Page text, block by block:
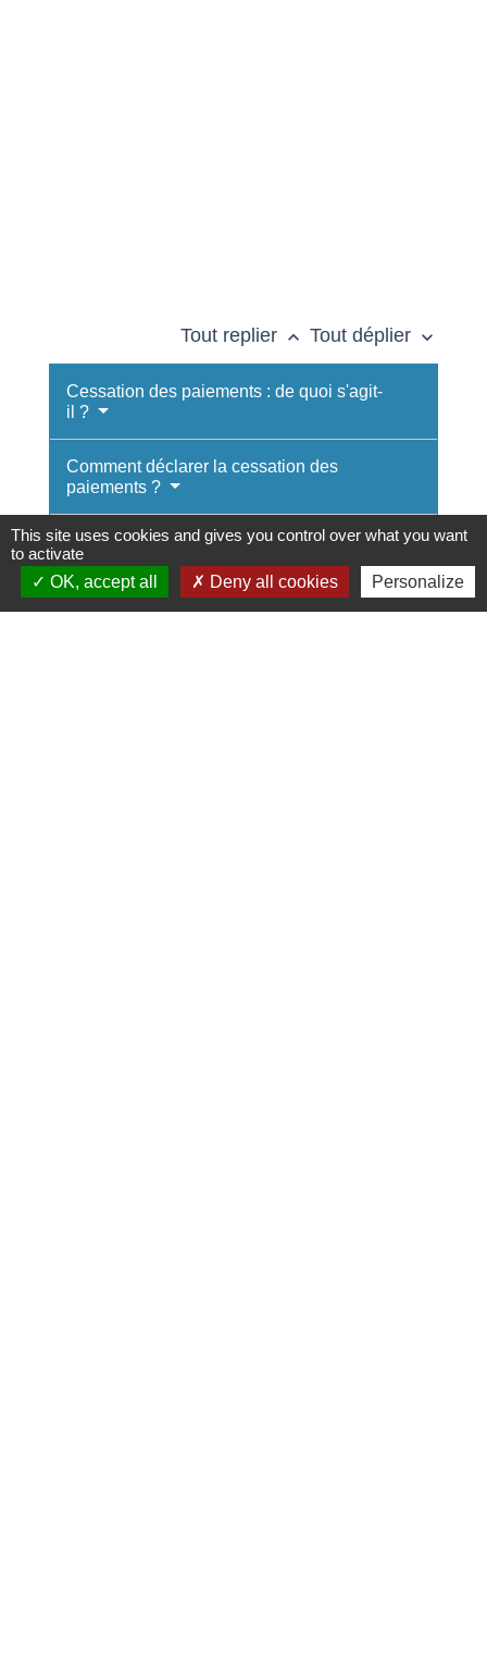
Tout replier keyboard_arrow_up Tout déplier keyboard_arrow_down
Cessation des paiements : de quoi s'agit-
il ?
Comment déclarer la cessation des
paiements ?
Quelles sont les conséquences de la
cessation des paiements ?
This site uses cookies and gives you control over what you want
to activate
OK, accept all
Deny all cookies Personalize